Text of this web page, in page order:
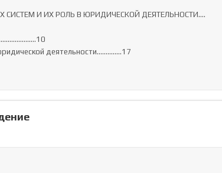
И ИХ РОЛЬ В ЮРИДИЧЕСКОЙ ДЕЯТЕЛЬНОСТИ….
деятельности……….....17